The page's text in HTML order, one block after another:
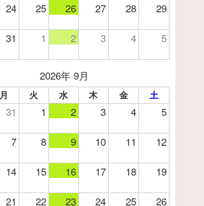
24 25 26 27 28 29
31 1 2 3 4 5
2026年 9月
月 火 水 木 金 土
31 1 2 3 4 5
7 8 9 10 11 12
14 15 16 17 18 19
21 22 23 24 25 26